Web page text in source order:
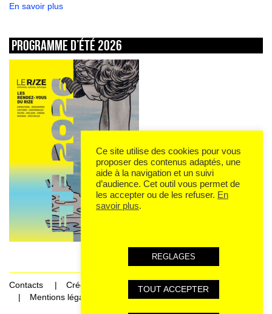
En savoir plus
Programme d’été 2026
Contacts
Crédits
Mentions légales et données personnelles
Ce site utilise des cookies pour vous
proposer des contenus adaptés, une
aide à la navigation et un suivi
d’audience. Cet outil vous permet de
les accepter ou de les refuser. En
savoir plus.
REGLAGES
TOUT ACCEPTER